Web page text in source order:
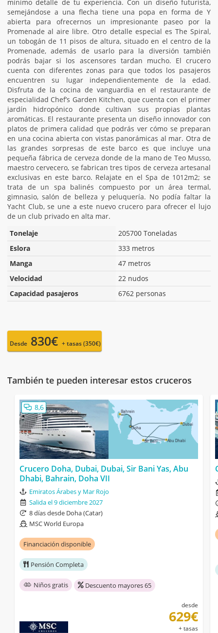
mínimo detalle de tu experiencia. Con un diseño futurista,
semejándose a una flecha tiene una popa en forma de Y
abierta para ofrecernos un impresionante paseo por la
Promenade al aire libre. Otro detalle especial es The Spiral,
un tobogán de 11 pisos de altura, situado en el centro de la
Promenade, además de usarlo para la diversión también
podrás bajar si los ascensores tardan mucho. El crucero
cuenta con diferentes zonas para que todos los pasajeros
encuentren su lugar independientemente de la edad.
Disfruta de la cocina de vanguardia en el restaurante de
especialidad Chef’s Garden Kitchen, que cuenta con el primer
jardín hidropónico donde cultivan sus propias plantas
aromáticas. El restaurante presenta un diseño innovador con
platos de primera calidad que podrás ver cómo se preparan
en una cocina abierta con vistas panorámicas al mar. Otra de
las grandes sorpresas de este barco es que incluye una
pequeña fábrica de cerveza donde de la mano de Teo Musso,
maestro cervecero, se fabrican tres tipos de cerveza artesanal
exclusivas en este barco. Relajate en el Spa de 1012m2; se
trata de un spa balinés compuesto por un área termal,
gimnasio, salón de belleza y peluquería. No podía faltar la
Yacht Club, se une a este nuevo crucero para ofrecer el lujo
de un club privado en alta mar.
Tonelaje
205700 Toneladas
Eslora
333 metros
Manga
47 metros
Velocidad
22 nudos
Capacidad pasajeros
6762 personas
Desde 830€ + tasas (350€)
También te pueden interesar estos cruceros
8,6
Crucero Doha, Dubai, Dubai, Sir Bani Yas, Abu
Dhabi, Bahrain, Doha VII
Emiratos Árabes y Mar Rojo
Salida el 9 diciembre 2027
8 días desde Doha (Catar)
MSC World Europa
Financiación disponible
Pensión Completa
Niños gratis Descuento mayores 65
desde
629€
+ tasas